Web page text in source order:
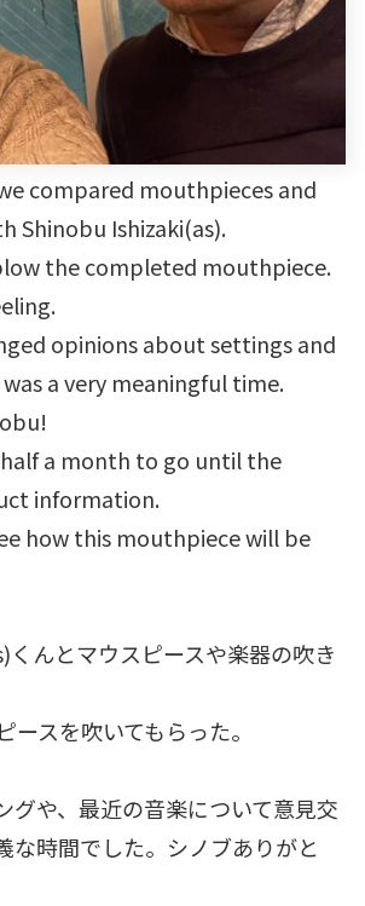
compared mouthpieces and
Shinobu Ishizaki(as).
the completed mouthpiece.
opinions about settings and
a very meaningful time.
a month to go until the
information.
how this mouthpiece will be
くんとマウスピースや楽器の吹き
ースを吹いてもらった。
グや、最近の音楽について意見交
な時間でした。シノブありがと